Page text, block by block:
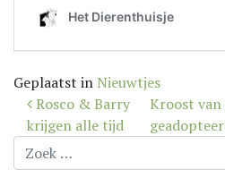
Geplaatst in Nieuwtjes
Bericht
navigatie
Rosco & Barry
krijgen alle tijd
Kroost van
Zoek
naar: